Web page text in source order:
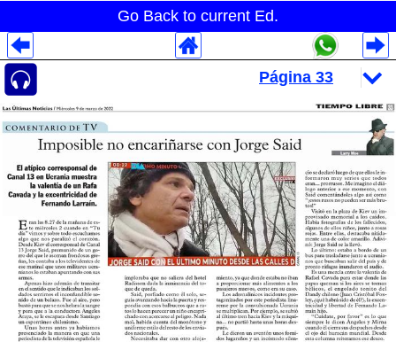
Go Back to current Ed.
Despliegues Analytics
Despliegues Totales
Despliegues por Rubros